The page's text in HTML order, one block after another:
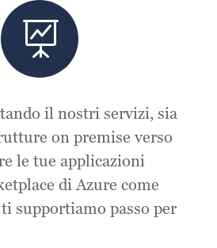

il nostri servizi, sia
on premise verso
le tue applicazioni
di Azure come
supportiamo passo per